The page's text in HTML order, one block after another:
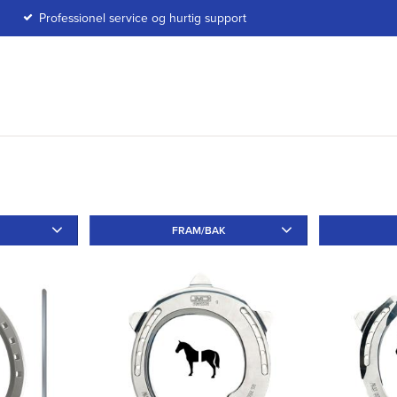
Professionel service og hurtig support
Utan 4
FRAM/BAK